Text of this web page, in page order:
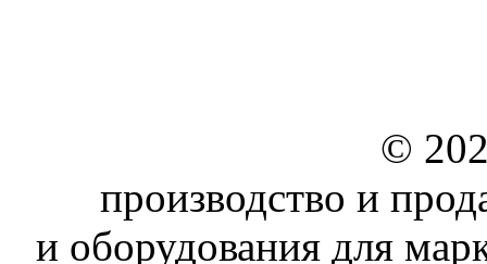
©
производство и
и оборудования для